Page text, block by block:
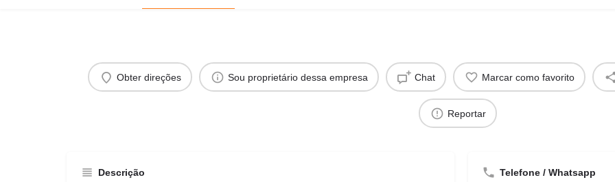
Obter direções Sou proprietário dessa empresa Chat Marcar como favorito
Reportar
Descrição Telefone / Whatsapp